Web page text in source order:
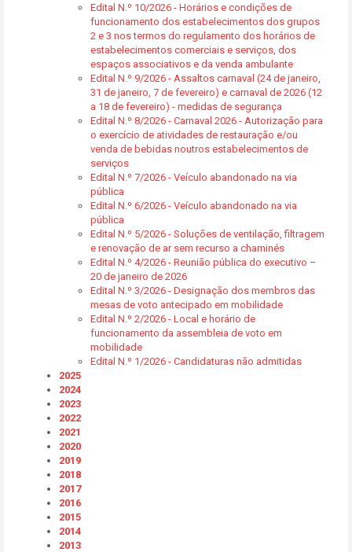
Edital N.º 10/2026 - Horários e condições de
funcionamento dos estabelecimentos dos grupos
2 e 3 nos termos do regulamento dos horários de
estabelecimentos comerciais e serviços, dos
espaços associativos e da venda ambulante
Edital N.º 9/2026 - Assaltos carnaval (24 de janeiro,
31 de janeiro, 7 de fevereiro) e carnaval de 2026 (12
a 18 de fevereiro) - medidas de segurança
Edital N.º 8/2026 - Carnaval 2026 - Autorização para
o exercício de atividades de restauração e/ou
venda de bebidas noutros estabelecimentos de
serviços
Edital N.º 7/2026 - Veículo abandonado na via
pública
Edital N.º 6/2026 - Veículo abandonado na via
pública
Edital N.º 5/2026 - Soluções de ventilação, filtragem
e renovação de ar sem recurso a chaminés
Edital N.º 4/2026 - Reunião pública do executivo –
20 de janeiro de 2026
Edital N.º 3/2026 - Designação dos membros das
mesas de voto antecipado em mobilidade
Edital N.º 2/2026 - Local e horário de
funcionamento da assembleia de voto em
mobilidade
Edital N.º 1/2026 - Candidaturas não admitidas
2025
2024
2023
2022
2021
2020
2019
2018
2017
2016
2015
2014
2013